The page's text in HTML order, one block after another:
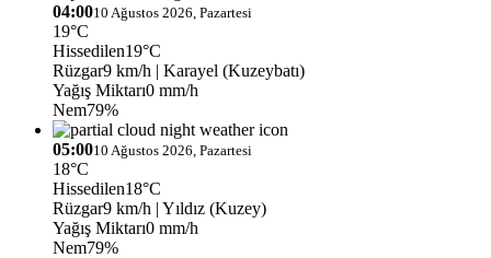
04:0010 Ağustos 2026, Pazartesi
19°C
Hissedilen19°C
Rüzgar9 km/h | Karayel (Kuzeybatı)
Yağış Miktarı0 mm/h
Nem79%
05:0010 Ağustos 2026, Pazartesi
18°C
Hissedilen18°C
Rüzgar9 km/h | Yıldız (Kuzey)
Yağış Miktarı0 mm/h
Nem79%